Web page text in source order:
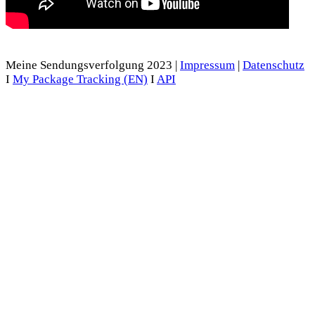
Meine Sendungsverfolgung 2023 | Impressum | Datenschutz
I My Package Tracking (EN) I API